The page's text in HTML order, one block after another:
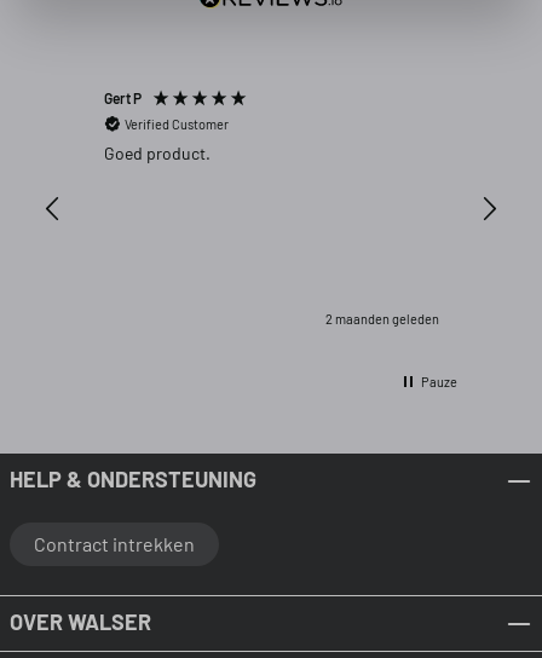
Gert P
Verified Customer
Goed product.
2 maanden geleden
Pauze
HELP & ONDERSTEUNING
Contract intrekken
OVER WALSER